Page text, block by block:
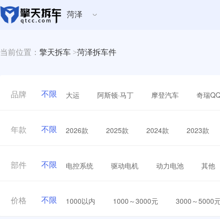
菏泽
当前位置： 擎天拆车 >菏泽拆车件
品牌 不限 大运 阿斯顿·马丁 摩登汽车 奇瑞
年款 不限 2026款 2025款 2024款 2023款
部件 不限 电控系统 驱动电机 动力电池 其他
价格 不限 1000以内 1000～3000元 3000～5000